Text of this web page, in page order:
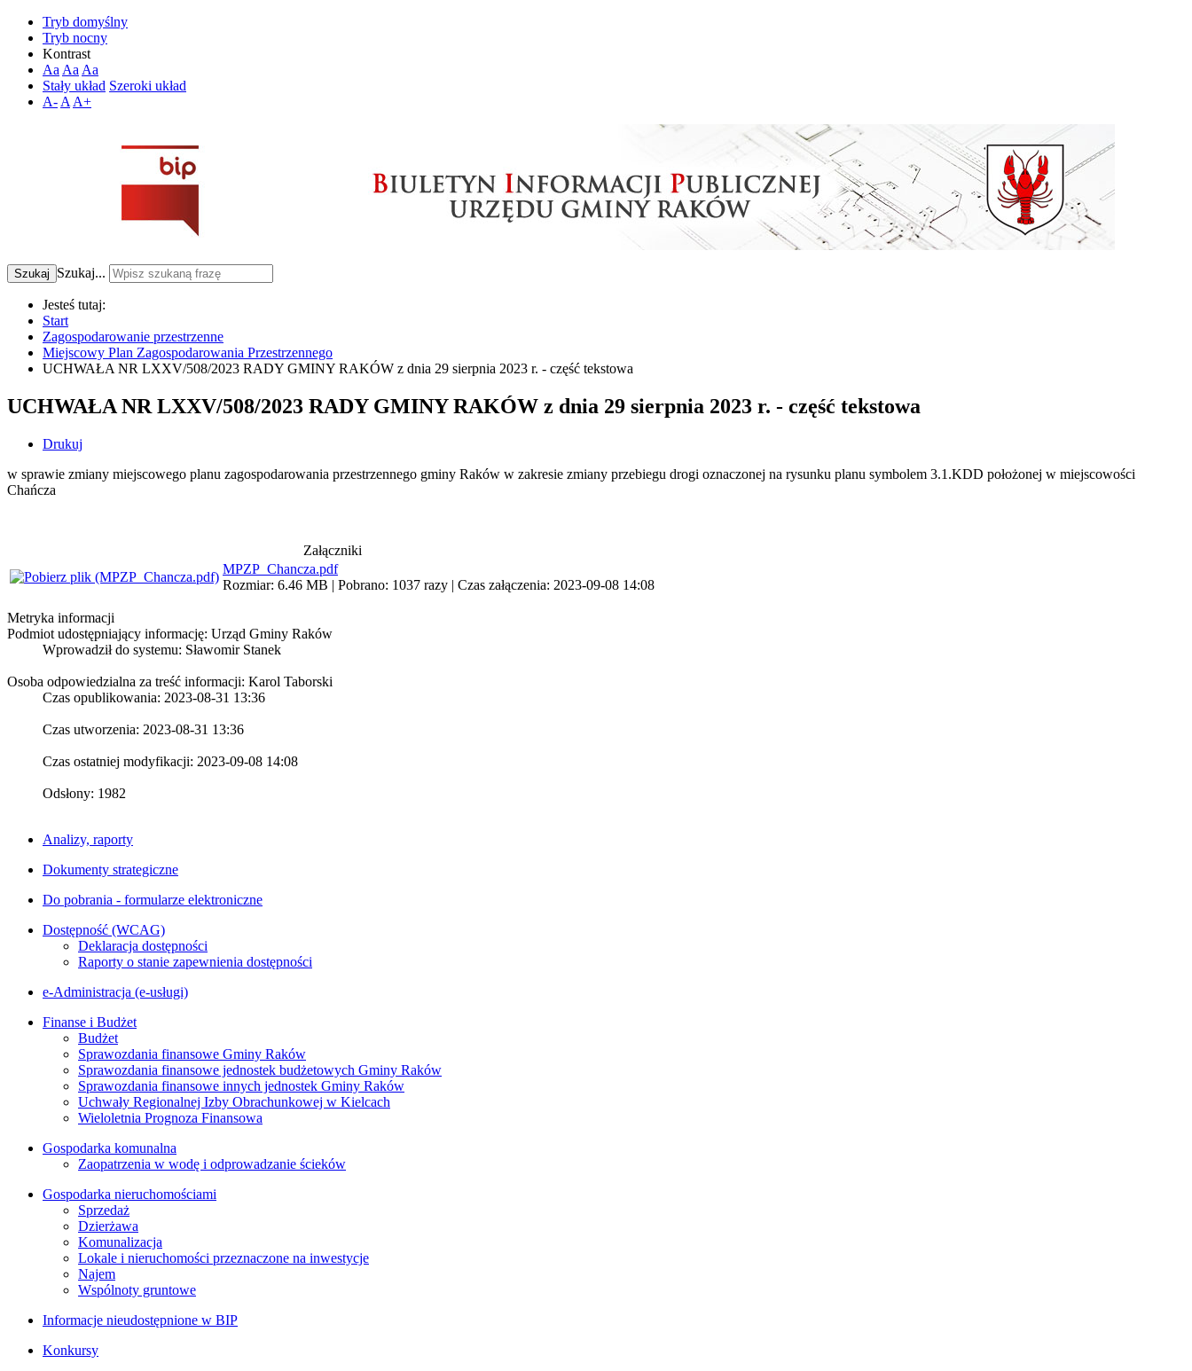
Tryb domyślny
Tryb nocny
Kontrast
Aa Aa Aa
Stały układ Szeroki układ
A- A A+
Szukaj Szukaj...
Jesteś tutaj:
Start
Zagospodarowanie przestrzenne
Miejscowy Plan Zagospodarowania Przestrzennego
UCHWAŁA NR LXXV/508/2023 RADY GMINY RAKÓW z dnia 29 sierpnia 2023 r. - część tekstowa
UCHWAŁA NR LXXV/508/2023 RADY GMINY RAKÓW z dnia 29 sierpnia 2023 r. - część tekstowa
Drukuj
w sprawie zmiany miejscowego planu zagospodarowania przestrzennego gminy Raków w zakresie zmiany przebiegu drogi oznaczonej na rysunku planu symbolem 3.1.KDD położonej w miejscowości
Chańcza
Załączniki
MPZP_Chancza.pdf
Rozmiar: 6.46 MB | Pobrano: 1037 razy | Czas załączenia: 2023-09-08 14:08
Metryka informacji
Podmiot udostępniający informację: Urząd Gminy Raków
Wprowadził do systemu: Sławomir Stanek
Osoba odpowiedzialna za treść informacji: Karol Taborski
Czas opublikowania: 2023-08-31 13:36
Czas utworzenia: 2023-08-31 13:36
Czas ostatniej modyfikacji: 2023-09-08 14:08
Odsłony: 1982
Analizy, raporty
Dokumenty strategiczne
Do pobrania - formularze elektroniczne
Dostępność (WCAG)
Deklaracja dostępności
Raporty o stanie zapewnienia dostępności
e-Administracja (e-usługi)
Finanse i Budżet
Budżet
Sprawozdania finansowe Gminy Raków
Sprawozdania finansowe jednostek budżetowych Gminy Raków
Sprawozdania finansowe innych jednostek Gminy Raków
Uchwały Regionalnej Izby Obrachunkowej w Kielcach
Wieloletnia Prognoza Finansowa
Gospodarka komunalna
Zaopatrzenia w wodę i odprowadzanie ścieków
Gospodarka nieruchomościami
Sprzedaż
Dzierżawa
Komunalizacja
Lokale i nieruchomości przeznaczone na inwestycje
Najem
Wspólnoty gruntowe
Informacje nieudostępnione w BIP
Konkursy